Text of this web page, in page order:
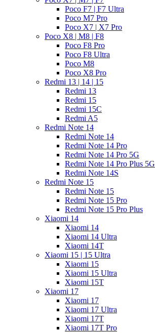
Poco F7 | F7 Ultra
Poco M7 Pro
Poco X7 | X7 Pro
Poco X8 | M8 | F8
Poco F8 Pro
Poco F8 Ultra
Poco M8
Poco X8 Pro
Redmi 13 | 14 | 15
Redmi 13
Redmi 15
Redmi 15C
Redmi A5
Redmi Note 14
Redmi Note 14
Redmi Note 14 Pro
Redmi Note 14 Pro 5G
Redmi Note 14 Pro Plus 5G
Redmi Note 14S
Redmi Note 15
Redmi Note 15
Redmi Note 15 Pro
Redmi Note 15 Pro Plus
Xiaomi 14
Xiaomi 14
Xiaomi 14 Ultra
Xiaomi 14T
Xiaomi 15 | 15 Ultra
Xiaomi 15
Xiaomi 15 Ultra
Xiaomi 15T
Xiaomi 17
Xiaomi 17
Xiaomi 17 Ultra
Xiaomi 17T
Xiaomi 17T Pro